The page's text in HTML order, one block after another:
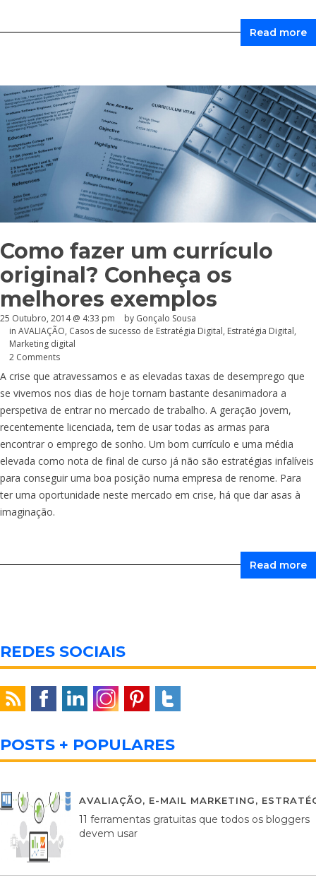
Read more
Como fazer um currículo
original? Conheça os
melhores exemplos
25 Outubro, 2014 @ 4:33 pm by Gonçalo Sousa
in AVALIAÇÃO, Casos de sucesso de Estratégia Digital, Estratégia Digital,
Marketing digital
2 Comments
A crise que atravessamos e as elevadas taxas de desemprego que
se vivemos nos dias de hoje tornam bastante desanimadora a
perspetiva de entrar no mercado de trabalho. A geração jovem,
recentemente licenciada, tem de usar todas as armas para
encontrar o emprego de sonho. Um bom currículo e uma média
elevada como nota de final de curso já não são estratégias infalíveis
para conseguir uma boa posição numa empresa de renome. Para
ter uma oportunidade neste mercado em crise, há que dar asas à
imaginação.
Read more
REDES SOCIAIS
POSTS + POPULARES
AVALIAÇÃO, E-MAIL MARKETING,
11 ferramentas gratuitas que todos os bloggers
devem usar